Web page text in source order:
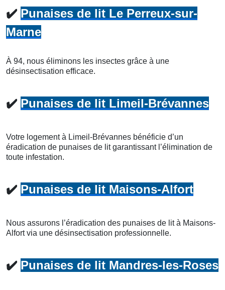
✔️ Punaises de lit Le Perreux-sur-
Marne
À 94, nous éliminons les insectes grâce à une
désinsectisation efficace.
✔️ Punaises de lit Limeil-Brévannes
Votre logement à Limeil-Brévannes bénéficie d’un
éradication de punaises de lit garantissant l’élimination de
toute infestation.
✔️ Punaises de lit Maisons-Alfort
Nous assurons l’éradication des punaises de lit à Maisons-
Alfort via une désinsectisation professionnelle.
✔️ Punaises de lit Mandres-les-Roses